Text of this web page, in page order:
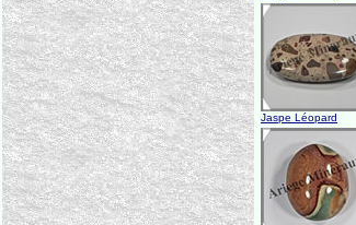
Jaspe Léopard